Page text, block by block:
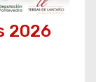
2026